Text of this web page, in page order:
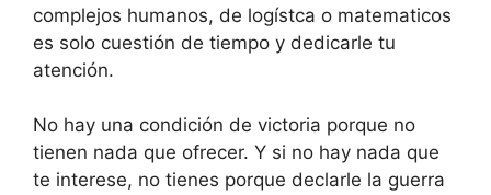
complejos humanos, de logístca o matematicos
es solo cuestión de tiempo y dedicarle tu
atención.
No hay una condición de victoria porque no
tienen nada que ofrecer. Y si no hay nada que
te interese, no tienes porque declarle la guerra